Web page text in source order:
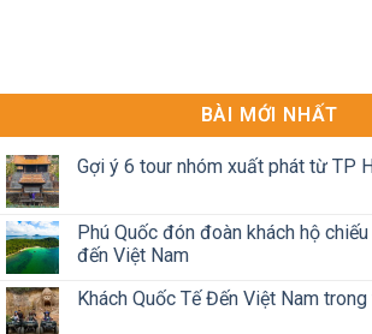
BÀI MỚI NHẤT
Gợi ý 6 tour nhóm xuất phát từ TP
Phú Quốc đón đoàn khách hộ
đến Việt Nam
Khách Quốc Tế Đến Việt Nam trong